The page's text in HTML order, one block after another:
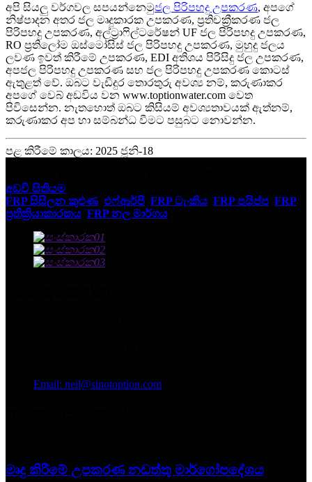
අපි සියලු වර්ගවල සපයන්නෙමුජල පිරිපහදු උපකරණ, අපගේ
නිෂ්පාදන අතර ජල මෘදුකාරක උපකරණ, ප්‍රතිචක්‍රීකරණ ජල
පිරිපහදු උපකරණ, අල්ට්‍රාෆිල්ටරේෂන් UF ජල පිරිපහදු උපකරණ,
RO ප්‍රතිලෝම ඔස්මෝසිස් ජල පිරිපහදු උපකරණ, මුහුදු ජලය
ලවණ ඉවත් කිරීමේ උපකරණ, EDI අතිශය පිරිසිදු ජල උපකරණ,
අපජල පිරිපහදු උපකරණ සහ ජල පිරිපහදු උපකරණ කොටස්
ඇතුළත් වේ. ඔබට වැඩිදුර තොරතුරු අවශ්‍ය නම්, කරුණාකර
අපගේ වෙබ් අඩවිය වන www.toptionwater.com වෙත
පිවිසෙන්න. නැතහොත් ඔබට කිසියම් අවශ්‍යතාවයක් ඇත්නම්,
කරුණාකර අප හා සම්බන්ධ වීමට පසුබට නොවන්න.
පළ කිරීමේ කාලය: 2025 ජූනි-18
අඩවි සිතියම
FRP සිසිලන කුළුණ එෆ්ආර්පී FRP ටැංකිය FRP පයිප්ප FRP
ප්‍රතික්‍රියාකාරකය FRP නල මාර්ගය
Email: neil@sinotoption.com
මෘදු කිරීමේ උපකරණ නඩත්තු මාර්ගෝපදේශය